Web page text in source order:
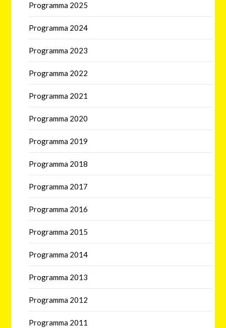
Programma 2025
Programma 2024
Programma 2023
Programma 2022
Programma 2021
Programma 2020
Programma 2019
Programma 2018
Programma 2017
Programma 2016
Programma 2015
Programma 2014
Programma 2013
Programma 2012
Programma 2011